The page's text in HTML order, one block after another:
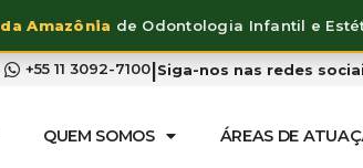
Amazônia de Odontologia Infantil e
+55 11 3092-7100|Siga-nos nas redes
QUEM SOMOS ÁREAS DE